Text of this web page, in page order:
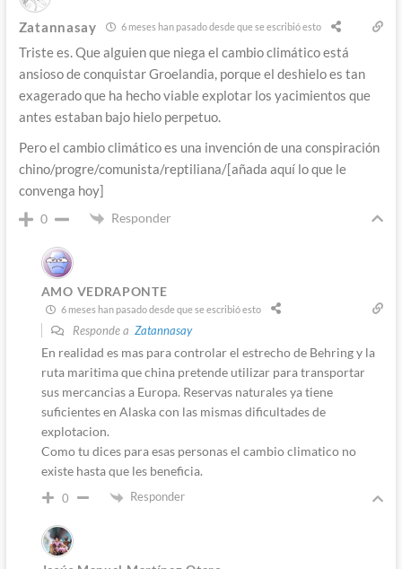
Zatannasay 6 meses han pasado desde que se escribió esto
Triste es. Que alguien que niega el cambio climático está
ansioso de conquistar Groelandia, porque el deshielo es tan
exagerado que ha hecho viable explotar los yacimientos que
antes estaban bajo hielo perpetuo.
Pero el cambio climático es una invención de una conspiración
chino/progre/comunista/reptiliana/[añada aquí lo que le
convenga hoy]
0 Responder
AMO VEDRAPONTE
6 meses han pasado desde que se escribió esto
Responde a Zatannasay
En realidad es mas para controlar el estrecho de Behring y la
ruta maritima que china pretende utilizar para transportar
sus mercancias a Europa. Reservas naturales ya tiene
suficientes en Alaska con las mismas dificultades de
explotacion.
Como tu dices para esas personas el cambio climatico no
existe hasta que les beneficia.
0 Responder